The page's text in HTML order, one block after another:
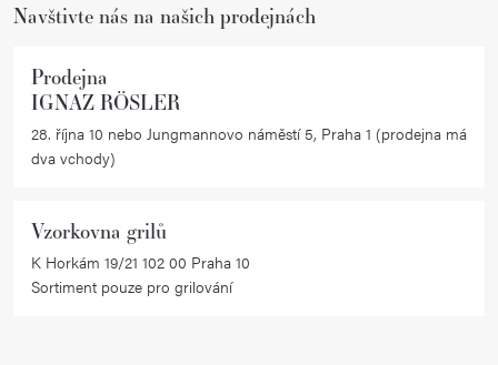
Navštivte nás na našich prodejnách
Prodejna
IGNAZ RÖSLER
28. října 10 nebo Jungmannovo náměstí 5, Praha 1 (prodejna má
dva vchody)
Vzorkovna grilů
K Horkám 19/21 102 00 Praha 10
Sortiment pouze pro grilování